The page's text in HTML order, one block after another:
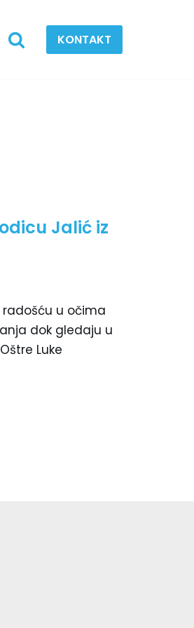
KONTAKT
Jalić iz
u očima
dok gledaju u
Luke